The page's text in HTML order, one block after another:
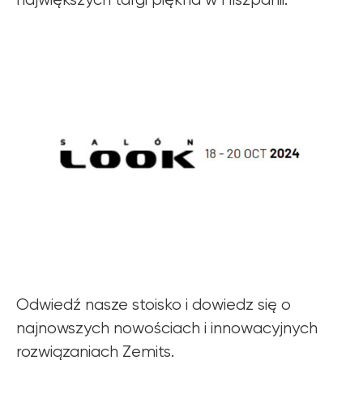
Odwiedź nasze stoisko i dowiedz się o
najnowszych nowościach i innowacyjnych
rozwiązaniach Zemits.